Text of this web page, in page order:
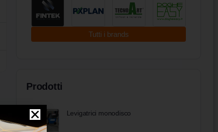
Tutti i brands
Prodotti
Levigatrici monodisco